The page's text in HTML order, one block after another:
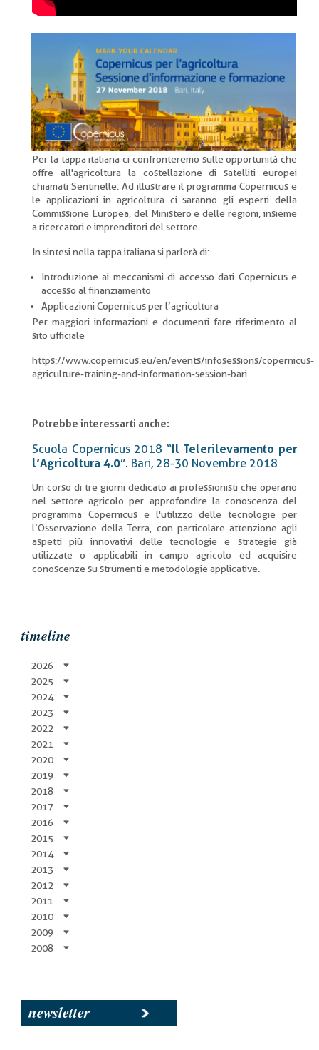
Per la tappa italiana ci confronteremo sulle opportunità che
offre all'agricoltura la costellazione di satelliti europei
chiamati Sentinelle. Ad illustrare il programma Copernicus e
le applicazioni in agricoltura ci saranno gli esperti della
Commissione Europea, del Ministero e delle regioni, insieme
a ricercatori e imprenditori del settore.
In sintesi nella tappa italiana si parlerà di:
Introduzione ai meccanismi di accesso dati Copernicus e
accesso al finanziamento
Applicazioni Copernicus per l’agricoltura
Per maggiori informazioni e documenti fare riferimento al
sito ufficiale
https://www.copernicus.eu/en/events/infosessions/copernicus-
agriculture-training-and-information-session-bari
Potrebbe interessarti anche:
Scuola Copernicus 2018 “Il Telerilevamento per
l’Agricoltura 4.0”. Bari, 28-30 Novembre 2018
Un corso di tre giorni dedicato ai professionisti che operano
nel settore agricolo per approfondire la conoscenza del
programma Copernicus e l'utilizzo delle tecnologie per
l’Osservazione della Terra, con particolare attenzione agli
aspetti più innovativi delle tecnologie e strategie già
utilizzate o applicabili in campo agricolo ed acquisire
conoscenze su strumenti e metodologie applicative.
timeline
2026
2025
2024
2023
2022
2021
2020
2019
2018
2017
2016
2015
2014
2013
2012
2011
2010
2009
2008
newsletter